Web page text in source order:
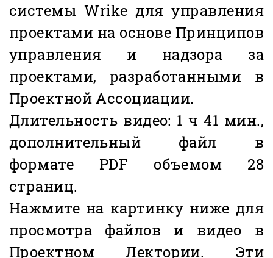
системы Wrike для управления
проектами на основе Принципов
управления и надзора за
проектами, разработанными в
Проектной Ассоциации.
Длительность видео: 1 ч 41 мин.,
дополнительный файл в
формате PDF объемом 28
страниц.
Нажмите на картинку ниже для
просмотра файлов и видео в
Проектном Лектории. Эти